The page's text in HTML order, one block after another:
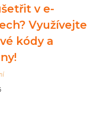
v e-
Využívejte
kódy a